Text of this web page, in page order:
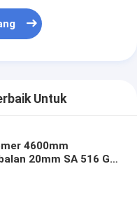
Untuk
4600mm
20mm SA 516 Gr